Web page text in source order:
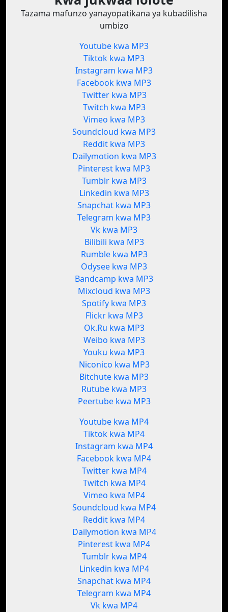
Tazama mafunzo yanayopatikana ya kubadilisha
umbizo
Youtube kwa MP3
Tiktok kwa MP3
Instagram kwa MP3
Facebook kwa MP3
Twitter kwa MP3
Twitch kwa MP3
Vimeo kwa MP3
Soundcloud kwa MP3
Reddit kwa MP3
Dailymotion kwa MP3
Pinterest kwa MP3
Tumblr kwa MP3
Linkedin kwa MP3
Snapchat kwa MP3
Telegram kwa MP3
Vk kwa MP3
Bilibili kwa MP3
Rumble kwa MP3
Odysee kwa MP3
Bandcamp kwa MP3
Mixcloud kwa MP3
Spotify kwa MP3
Flickr kwa MP3
Ok.Ru kwa MP3
Weibo kwa MP3
Youku kwa MP3
Niconico kwa MP3
Bitchute kwa MP3
Rutube kwa MP3
Peertube kwa MP3
Youtube kwa MP4
Tiktok kwa MP4
Instagram kwa MP4
Facebook kwa MP4
Twitter kwa MP4
Twitch kwa MP4
Vimeo kwa MP4
Soundcloud kwa MP4
Reddit kwa MP4
Dailymotion kwa MP4
Pinterest kwa MP4
Tumblr kwa MP4
Linkedin kwa MP4
Snapchat kwa MP4
Telegram kwa MP4
Vk kwa MP4